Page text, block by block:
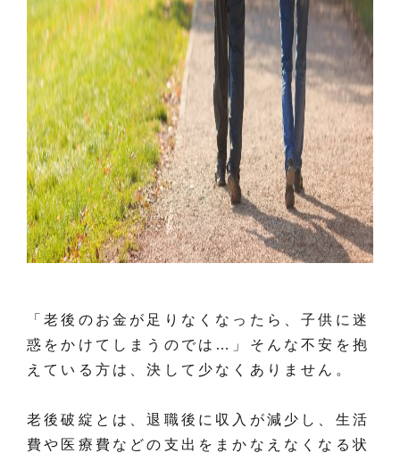
「老後のお金が足りなくなったら、子供に迷
惑をかけてしまうのでは…」そんな不安を抱
えている方は、決して少なくありません。
老後破綻とは、退職後に収入が減少し、生活
費や医療費などの支出をまかなえなくなる状